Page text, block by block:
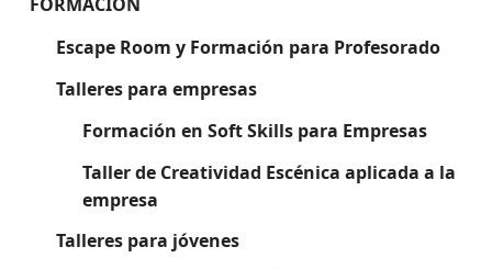
Escape Room y Formación para Profesorado
Talleres para empresas
Formación en Soft Skills para Empresas
Taller de Creatividad Escénica aplicada a la
empresa
Talleres para jóvenes